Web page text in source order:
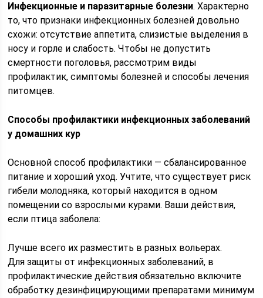
Инфекционные и паразитарные болезни. Характерно
то, что признаки инфекционных болезней довольно
схожи: отсутствие аппетита, слизистые выделения в
носу и горле и слабость. Чтобы не допустить
смертности поголовья, рассмотрим виды
профилактик, симптомы болезней и способы лечения
питомцев.
Способы профилактики инфекционных заболеваний
у домашних кур
Основной способ профилактики — сбалансированное
питание и хороший уход. Учтите, что существует риск
гибели молодняка, который находится в одном
помещении со взрослыми курами. Ваши действия,
если птица заболела:
Лучше всего их разместить в разных вольерах.
Для защиты от инфекционных заболеваний, в
профилактические действия обязательно включите
обработку дезинфицирующими препаратами минимум